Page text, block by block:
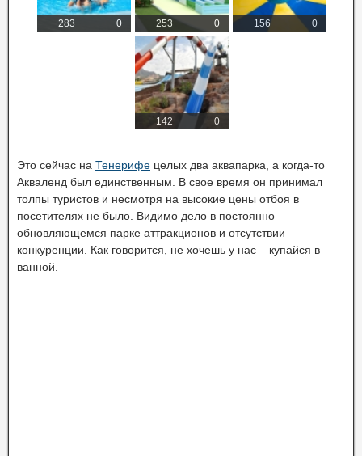
283 0 253 0 156 0
142 0
Это сейчас на Тенерифе целых два аквапарка, а когда-то
Акваленд был единственным. В свое время он принимал
толпы туристов и несмотря на высокие цены отбоя в
посетителях не было. Видимо дело в постоянно
обновляющемся парке аттракционов и отсутствии
конкуренции. Как говорится, не хочешь у нас – купайся в
ванной.